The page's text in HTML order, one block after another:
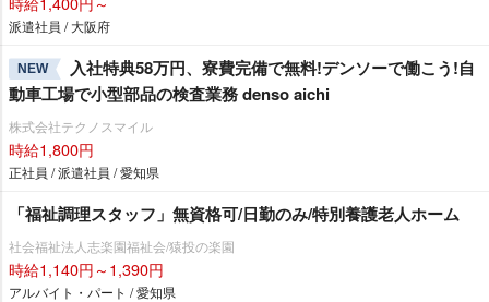
派遣社員 / 大阪府
NEW
入社特典58万円、寮費完備で無料!デンソーで働こう!自
動車工場で小型部品の検査業務 denso aichi
株式会社テクノスマイル
時給1,800円
正社員 / 派遣社員 / 愛知県
「福祉調理スタッフ」無資格可/日勤のみ/特別養護老人ホーム
社会福祉法人志楽園福祉会/猿投の楽園
時給1,140円～1,390円
アルバイト・パート / 愛知県